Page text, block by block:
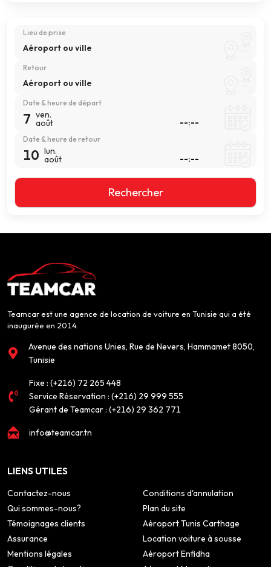
Lieu de prise
Aéroport ou ville
Retour
Aéroport ou ville
Date & heure de départ
7 ven.
août
Date & heure de retour
10 lun.
août
Rechercher
Teamcar est une agence de location de voiture en Tunisie qui a été
inaugurée en 2014.
Avenue des nations Unies, Rue de Nevers, Hammamet 8050,
Tunisie
Fixe : (+216) 72 265 448
Service Réservation : (+216) 29 999 555
Gérant de Teamcar : (+216) 29 362 771
info@teamcar.tn
LIENS UTILES
Contactez-nous
Qui sommes-nous?
Témoignages clients
Assurance
Mentions légales
Conditions d'annulation
Plan du site
Aéroport Tunis Carthage
Location voiture à sousse
Aéroport Enfidha